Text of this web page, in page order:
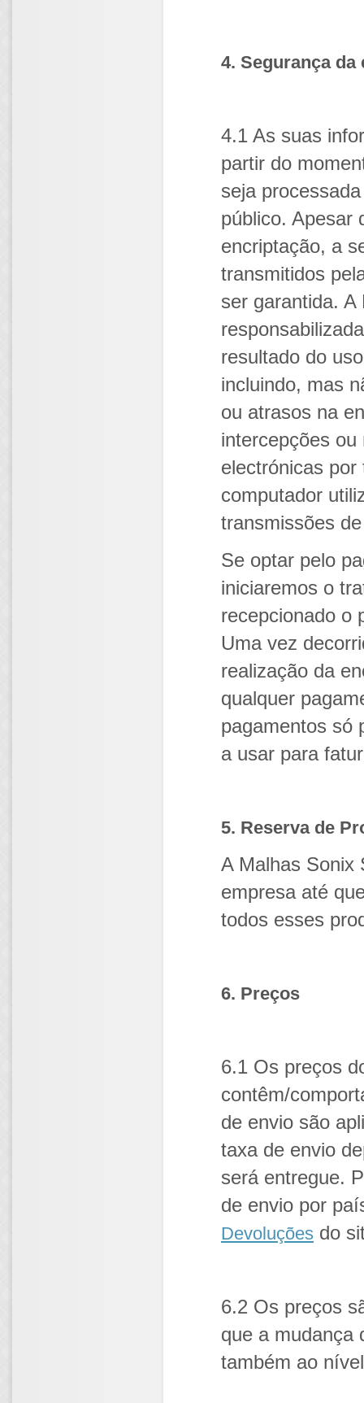
4. Segurança da
4.1 As suas
partir do
seja
público. Apesar
encriptação, a
transmitidos
ser garantida.
resultado do
incluindo, mas
ou atrasos na
intercepções
electrónicas
computador
transmissões
Se optar pelo
iniciaremos o
recepcionado o
Uma vez
realização da
qualquer
pagamentos só
a usar para
5. Reserva de
A Malhas Sonix
empresa até
todos esses
6. Preços
6.1 Os preços
contêm/
de envio são
taxa de envio
será entregue.
de envio por
Devoluções do
6.2 Os preços
que a mudança
também ao